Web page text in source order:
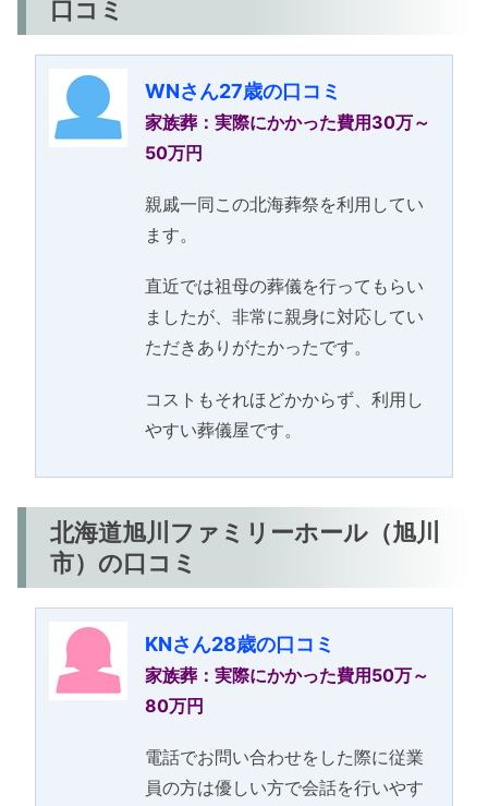
口コミ
WNさん27歳の口コミ
家族葬：実際にかかった費用30万～
50万円
親戚一同この北海葬祭を利用してい
ます。
直近では祖母の葬儀を行ってもらい
ましたが、非常に親身に対応してい
ただきありがたかったです。
コストもそれほどかからず、利用し
やすい葬儀屋です。
北海道旭川ファミリーホール（旭川
市）の口コミ
KNさん28歳の口コミ
家族葬：実際にかかった費用50万～
80万円
電話でお問い合わせをした際に従業
員の方は優しい方で会話を行いやす